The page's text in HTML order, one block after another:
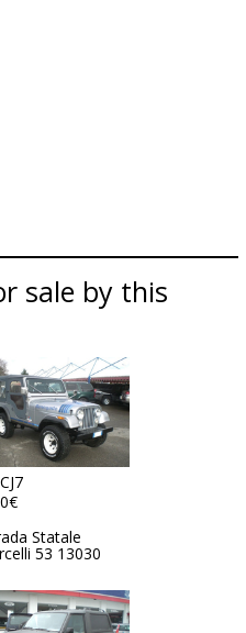
sale by this
Statale
53 13030